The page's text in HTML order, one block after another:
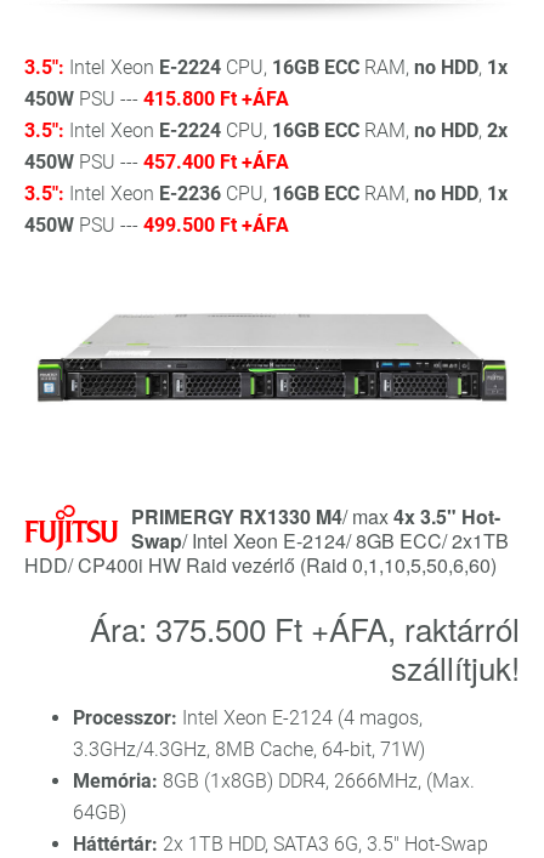
3.5": Intel Xeon E-2224 CPU, 16GB ECC RAM, no HDD, 1x
450W PSU --- 415.800 Ft +ÁFA
3.5": Intel Xeon E-2224 CPU, 16GB ECC RAM, no HDD, 2x
450W PSU --- 457.400 Ft +ÁFA
3.5": Intel Xeon E-2236 CPU, 16GB ECC RAM, no HDD, 1x
450W PSU --- 499.500 Ft +ÁFA
PRIMERGY RX1330 M4/ max4x 3.5" Hot-
Swap/ Intel Xeon E-2124/ 8GB ECC/ 2x1TB
HDD/ CP400i HW Raid vezérlő (Raid 0,1,10,5,50,6,60)
Ára: 375.500 Ft +ÁFA, raktárról
szállítjuk!
Processzor: Intel Xeon E-2124 (4 magos,
3.3GHz/4.3GHz, 8MB Cache, 64-bit, 71W)
Memória: 8GB (1x8GB) DDR4, 2666MHz, (Max.
64GB)
Háttértár: 2x 1TB HDD, SATA3 6G, 3.5" Hot-Swap